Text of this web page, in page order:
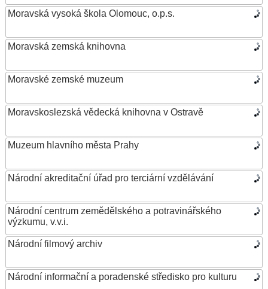
Moravská vysoká škola Olomouc, o.p.s.
Moravská zemská knihovna
Moravské zemské muzeum
Moravskoslezská vědecká knihovna v Ostravě
Muzeum hlavního města Prahy
Národní akreditační úřad pro terciární vzdělávání
Národní centrum zemědělského a potravinářského
výzkumu, v.v.i.
Národní filmový archiv
Národní informační a poradenské středisko pro kulturu